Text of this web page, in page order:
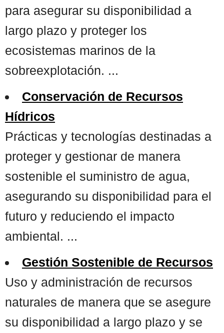
para asegurar su disponibilidad a
largo plazo y proteger los
ecosistemas marinos de la
sobreexplotación. ...
Conservación de Recursos
Hídricos
Prácticas y tecnologías destinadas a
proteger y gestionar de manera
sostenible el suministro de agua,
asegurando su disponibilidad para el
futuro y reduciendo el impacto
ambiental. ...
Gestión Sostenible de Recursos
Uso y administración de recursos
naturales de manera que se asegure
su disponibilidad a largo plazo y se